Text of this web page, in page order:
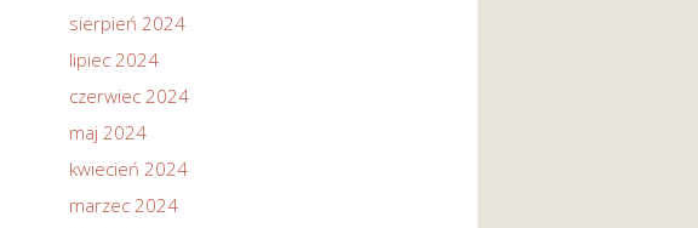
sierpień 2024
lipiec 2024
czerwiec 2024
maj 2024
kwiecień 2024
marzec 2024